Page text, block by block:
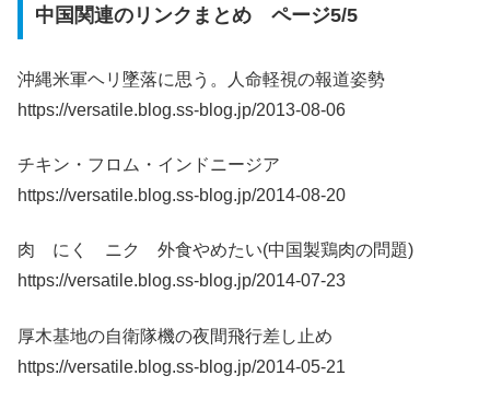
中国関連のリンクまとめ ページ5/5
沖縄米軍ヘリ墜落に思う。人命軽視の報道姿勢
https://versatile.blog.ss-blog.jp/2013-08-06
チキン・フロム・インドニージア
https://versatile.blog.ss-blog.jp/2014-08-20
肉 にく ニク 外食やめたい(中国製鶏肉の問題)
https://versatile.blog.ss-blog.jp/2014-07-23
厚木基地の自衛隊機の夜間飛行差し止め
https://versatile.blog.ss-blog.jp/2014-05-21